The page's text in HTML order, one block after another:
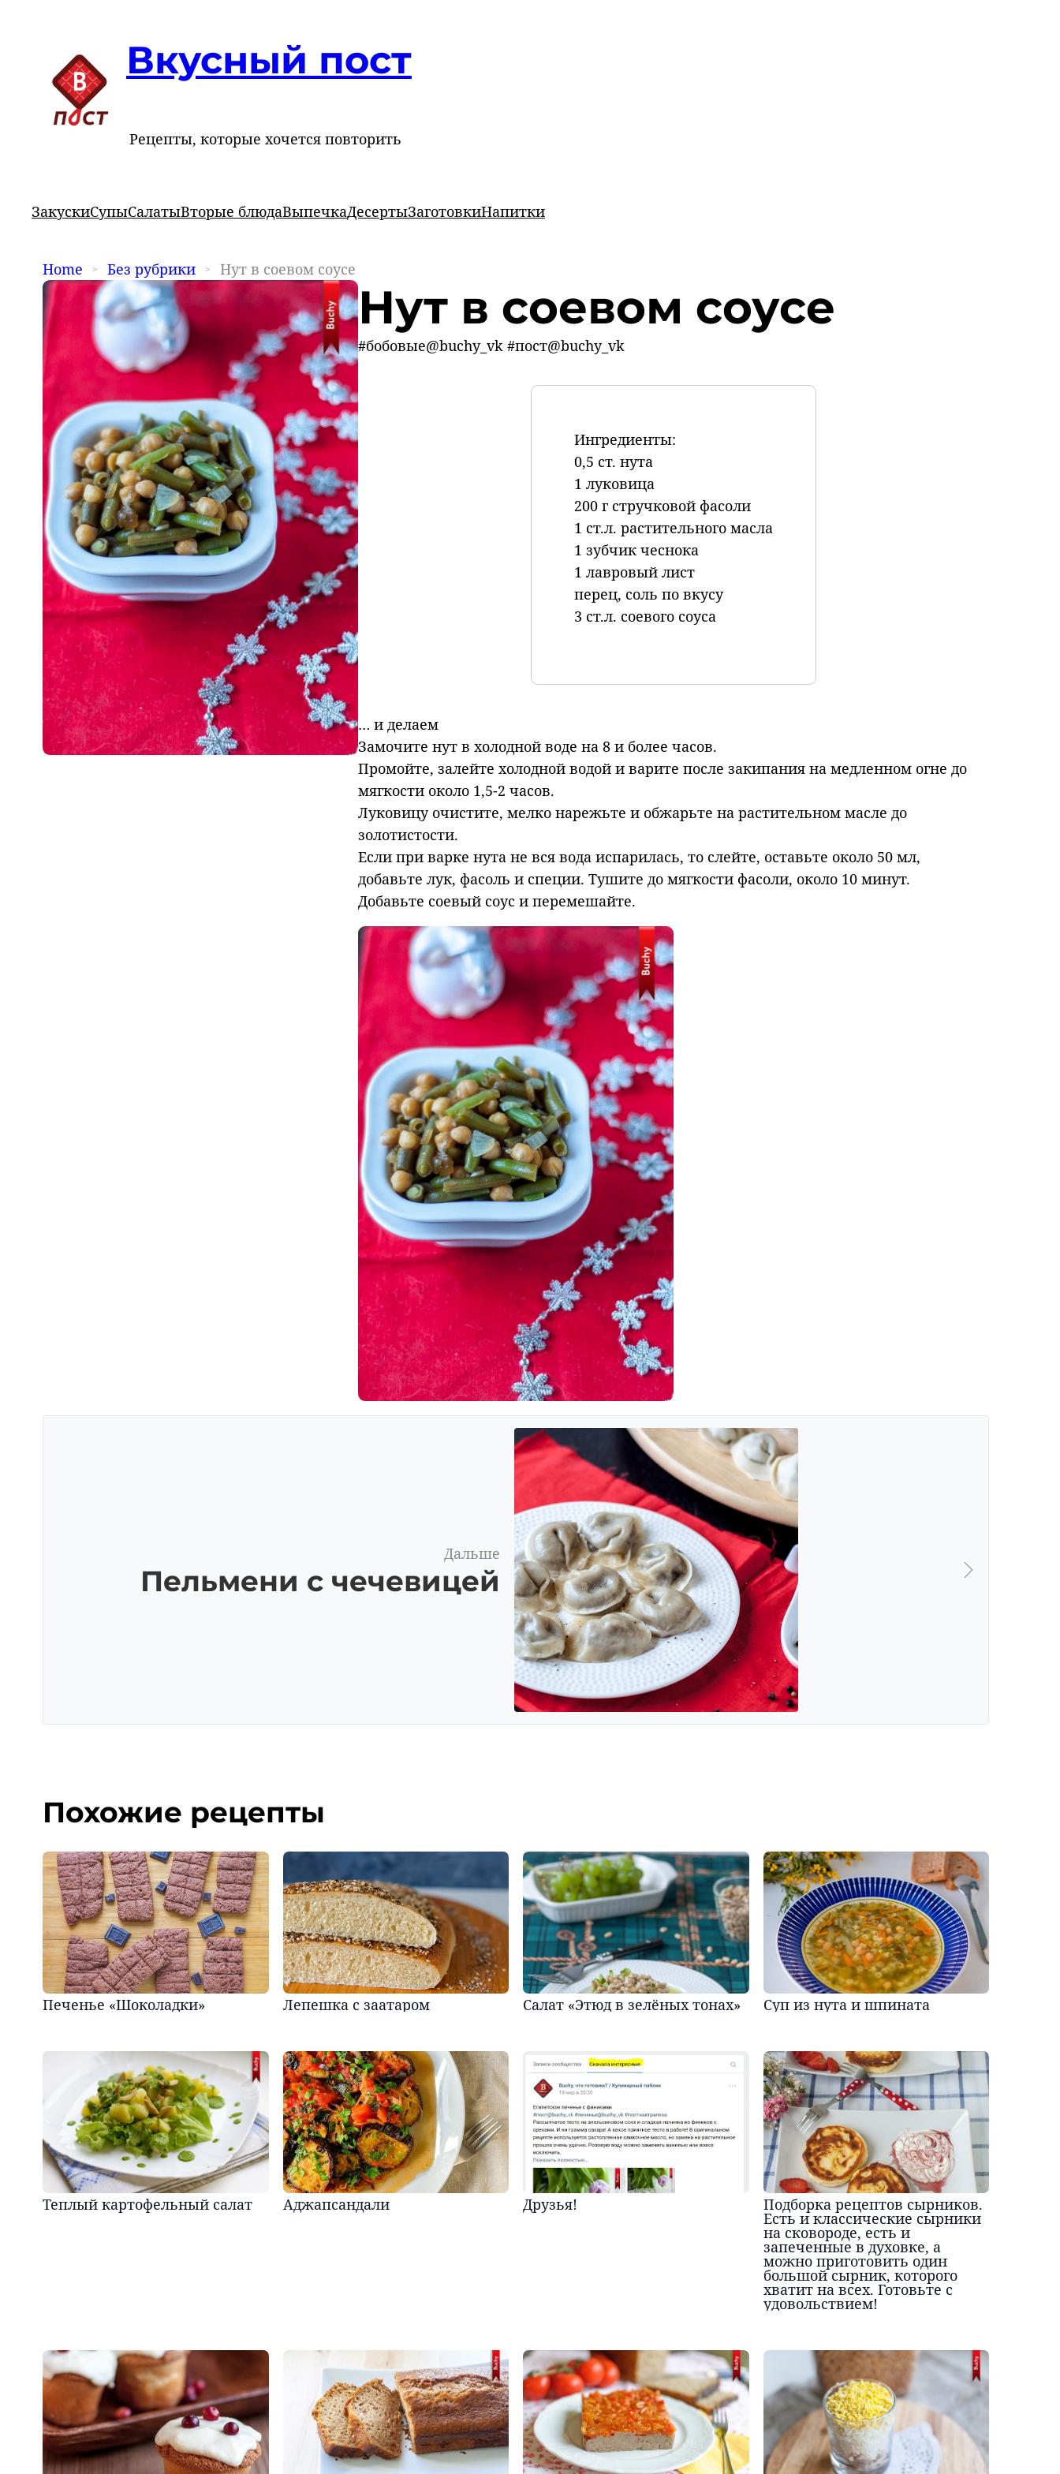
Вкусный пост
Рецепты, которые хочется повторить
ЗакускиСупыСалатыВторые блюдаВыпечкаДесертыЗаготовкиНапитки
Home Без рубрики Нут в соевом соусе
Нут в соевом соусе
#бобовые@buchy_vk #пост@buchy_vk
Ингредиенты:
0,5 ст. нута
1 луковица
200 г стручковой фасоли
1 ст.л. растительного масла
1 зубчик чеснока
1 лавровый лист
перец, соль по вкусу
3 ст.л. соевого соуса
… и делаем
Замочите нут в холодной воде на 8 и более часов.
Промойте, залейте холодной водой и варите после закипания на медленном огне до
мягкости около 1,5-2 часов.
Луковицу очистите, мелко нарежьте и обжарьте на растительном масле до
золотистости.
Если при варке нута не вся вода испарилась, то слейте, оставьте около 50 мл,
добавьте лук, фасоль и специи. Тушите до мягкости фасоли, около 10 минут.
Добавьте соевый соус и перемешайте.
Дальше
Пельмени с чечевицей
Похожие рецепты
Печенье «Шоколадки» Лепешка с заатаром Салат «Этюд в зелёных тонах» Суп из нута и шпината
Теплый картофельный салат Аджапсандали Друзья! Подборка рецептов сырников.
Есть и классические сырники
на сковороде, есть и
запеченные в духовке, а
можно приготовить один
большой сырник, которого
хватит на всех. Готовьте с
удовольствием!